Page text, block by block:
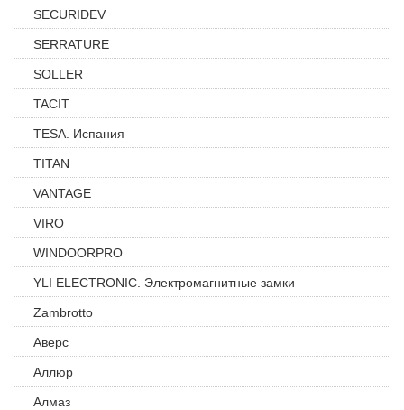
SECURIDEV
SERRATURE
SOLLER
TACIT
TESA. Испания
TITAN
VANTAGE
VIRO
WINDOORPRO
YLI ELECTRONIC. Электромагнитные замки
Zambrotto
Аверс
Аллюр
Алмаз